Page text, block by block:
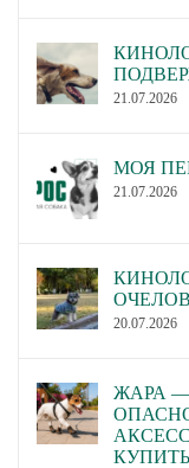
21.07.2026
МОЯ
21.07.2026
20.07.2026
ЖАРА